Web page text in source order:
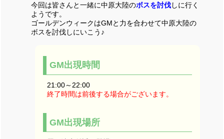
今回は皆さんと一緒に中原大陸のボスを討伐しに行く
ようです。
ゴールデンウィークはGMと力を合わせて中原大陸の
ボスを討伐しにいこう♪
GM出現時間
21:00～22:00
終了時間は前後する場合がございます。
GM出現場所